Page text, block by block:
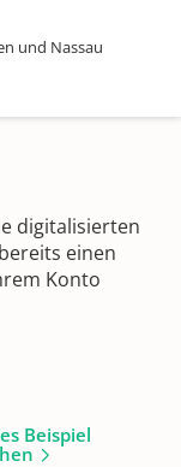
und Nassau
digitalisierten
einen
Konto
Beispiel